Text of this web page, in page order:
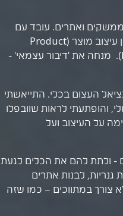
ואתרים. עובד עם
סטארטאפים בתחומים שונים ותמיד על התפר בין עיצוב מוצר (Product
Designer) לעיצוב שיווקי (Marketing Designer). מנחה את 'דיבור עצמאי' -
את הפוטנציאל העצום בכלי. התייאשתי
והופתעתי לראות שוובפלו
על העיצוב ועל
- ולתת להם את הכלים לגעת
לבנות אתרים
צורך במתווכים – כמו שזה